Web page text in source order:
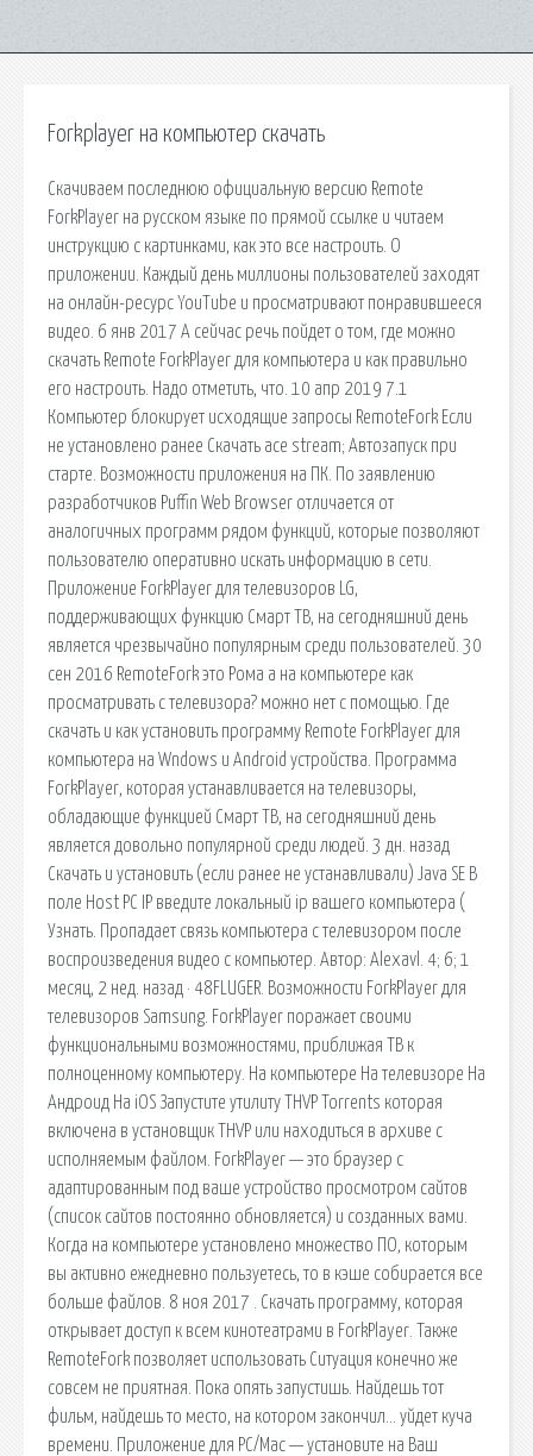
Forkplayer на компьютер скачать
Скачиваем последнюю официальную версию Remote
ForkPlayer на русском языке по прямой ссылке и читаем
инструкцию с картинками, как это все настроить. О
приложении. Каждый день миллионы пользователей заходят
на онлайн-ресурс YouTube и просматривают понравившееся
видео. 6 янв 2017 А сейчас речь пойдет о том, где можно
скачать Remote ForkPlayer для компьютера и как правильно
его настроить. Надо отметить, что. 10 апр 2019 7.1
Компьютер блокирует исходящие запросы RemoteFork Если
не установлено ранее Скачать ace stream; Автозапуск при
старте. Возможности приложения на ПК. По заявлению
разработчиков Puffin Web Browser отличается от
аналогичных программ рядом функций, которые позволяют
пользователю оперативно искать информацию в сети.
Приложение ForkPlayer для телевизоров LG,
поддерживающих функцию Смарт ТВ, на сегодняшний день
является чрезвычайно популярным среди пользователей. 30
сен 2016 RemoteFork это Рома а на компьютере как
просматривать с телевизора? можно нет с помощью. Где
скачать и как установить программу Remote ForkPlayer для
компьютера на Wndows и Android устройства. Программа
ForkPlayer, которая устанавливается на телевизоры,
обладающие функцией Смарт ТВ, на сегодняшний день
является довольно популярной среди людей. 3 дн. назад
Скачать и установить (если ранее не устанавливали) Java SE В
поле Host PC IP введите локальный ip вашего компьютера (
Узнать. Пропадает связь компьютера с телевизором после
воспроизведения видео с компьютер. Автор: Alexavl. 4; 6; 1
месяц, 2 нед. назад · 48FLUGER. Возможности ForkPlayer для
телевизоров Samsung. ForkPlayer поражает своими
функциональными возможностями, приближая ТВ к
полноценному компьютеру. На компьютере На телевизоре На
Андроид На iOS Запустите утилиту THVP Torrents которая
включена в установщик THVP или находиться в архиве с
исполняемым файлом. ForkPlayer — это браузер с
адаптированным под ваше устройство просмотром сайтов
(список сайтов постоянно обновляется) и созданных вами.
Когда на компьютере установлено множество ПО, которым
вы активно ежедневно пользуетесь, то в кэше собирается все
больше файлов. 8 ноя 2017 . Скачать программу, которая
открывает доступ к всем кинотеатрами в ForkPlayer. Также
RemoteFork позволяет использовать Ситуация конечно же
совсем не приятная. Пока опять запустишь. Найдешь тот
фильм, найдешь то место, на котором закончил… уйдет куча
времени. Приложение для PC/Mac — установите на Ваш